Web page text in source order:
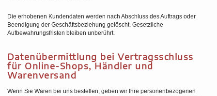
Die erhobenen Kundendaten werden nach Abschluss des Auftrags oder
Beendigung der Geschäftsbeziehung gelöscht. Gesetzliche
Aufbewahrungsfristen bleiben unberührt.
Daten­übermittlung bei Vertragsschluss
für Online-Shops, Händler und
Warenversand
Wenn Sie Waren bei uns bestellen, geben wir Ihre personenbezogenen